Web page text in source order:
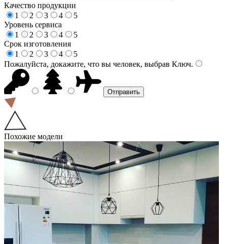
Качество продукции
1
2 3 4
5
Уровень сервиса
1
2 3 4
5
Срок изготовления
1
2 3 4
5
Пожалуйста, докажите, что вы человек, выбрав Ключ.
Похожие модели